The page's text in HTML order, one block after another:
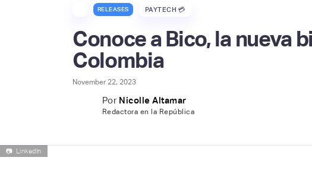
RELEASES PAYTECH 💳
Conoce a Bico, la nueva
Colombia
November 22, 2023
Por Nicolle Altamar
Redactora en la República
📷 LinkedIn